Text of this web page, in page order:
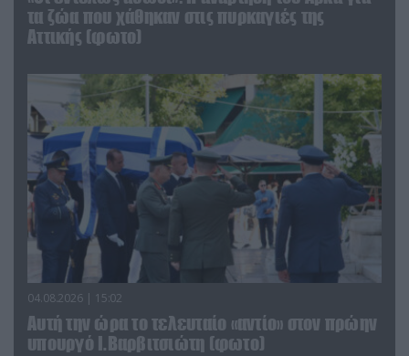
τα ζώα που χάθηκαν στις πυρκαγιές της
Αττικής (φωτο)
04.08.2026 | 15:02
Αυτή την ώρα το τελευταίο «αντίο» στον πρώην
υπουργό Ι.Βαρβιτσιώτη (φωτο)